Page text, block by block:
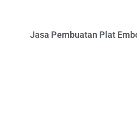
Jasa Pembuatan Plat